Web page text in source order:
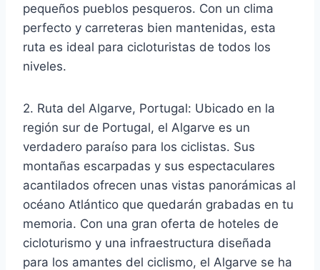
pequeños pueblos pesqueros. Con un clima
perfecto y carreteras bien mantenidas, esta
ruta es ideal para cicloturistas de todos los
niveles.
2. Ruta del Algarve, Portugal: Ubicado en la
región sur de Portugal, el Algarve es un
verdadero paraíso para los ciclistas. Sus
montañas escarpadas y sus espectaculares
acantilados ofrecen unas vistas panorámicas al
océano Atlántico que quedarán grabadas en tu
memoria. Con una gran oferta de hoteles de
cicloturismo y una infraestructura diseñada
para los amantes del ciclismo, el Algarve se ha